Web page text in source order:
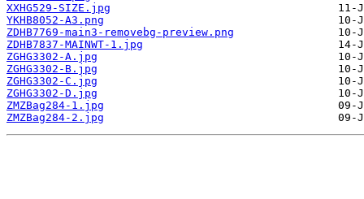
XXHG529-SIZE.jpg
YKHB8052-A3.png
ZDHB7769-main3-removebg-preview.png
ZDHB7837-MAINWT-1.jpg
ZGHG3302-A.jpg
ZGHG3302-B.jpg
ZGHG3302-C.jpg
ZGHG3302-D.jpg
ZMZBag284-1.jpg
ZMZBag284-2.jpg